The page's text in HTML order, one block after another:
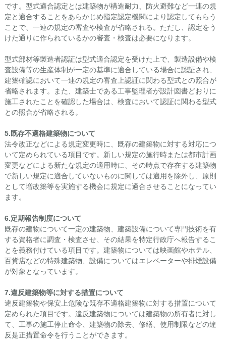
です。型式適合認定とは建築物が構造耐力、防火避難など一連の規
定と適合することをあらかじめ指定認定機関により認定してもらう
ことで、一連の規定の審査や検査が省略される。ただし、認定をう
けた通りに作られているかの審査・検査は必要になります。
型式部材等製造者認証は型式適合認定を受けた上で、製造設備や検
査設備等の生産体制が一定の基準に適合している場合に認証され、
建築確認において一連の規定の審査上認証に関わる型式との照合が
省略されます。また、建築士である工事監理者が設計図書どおりに
施工されたことを確認した場合は、検査において認証に関わる型式
との照合が省略される。
5.既存不適格建築物について
法令改正などによる規定変更時に、既存の建築物に対する対応につ
いて定められている項目です。新しい規定の施行時または都市計画
変更などによる新たな規定の適用時に、その時点で存在する建築物
で新しい規定に適合していないものに関しては適用を除外し、原則
として増改築等を実施する機会に規定に適合させることになってい
ます。
6.定期報告制度について
既存の建物について一定の建築物、建築設備について専門技術を有
する資格者に調査・検査させ、その結果を特定行政庁へ報告するこ
とを義務付けている項目です。建築物については映画館やホテル、
百貨店などの特殊建築物、設備についてはエレベーターや排煙設備
が対象となっています。
7.違反建築物等に対する措置について
違反建築物や保安上危険な既存不適格建築物に対する措置について
定められた項目です。違反建築物については建築物の所有者に対し
て、工事の施工停止命令、建築物の除去、修繕、使用制限などの違
反是正措置命令を行うことができます。